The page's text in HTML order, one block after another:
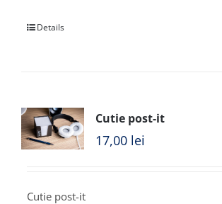
Details
Cutie post-it
17,00 lei
Cutie post-it